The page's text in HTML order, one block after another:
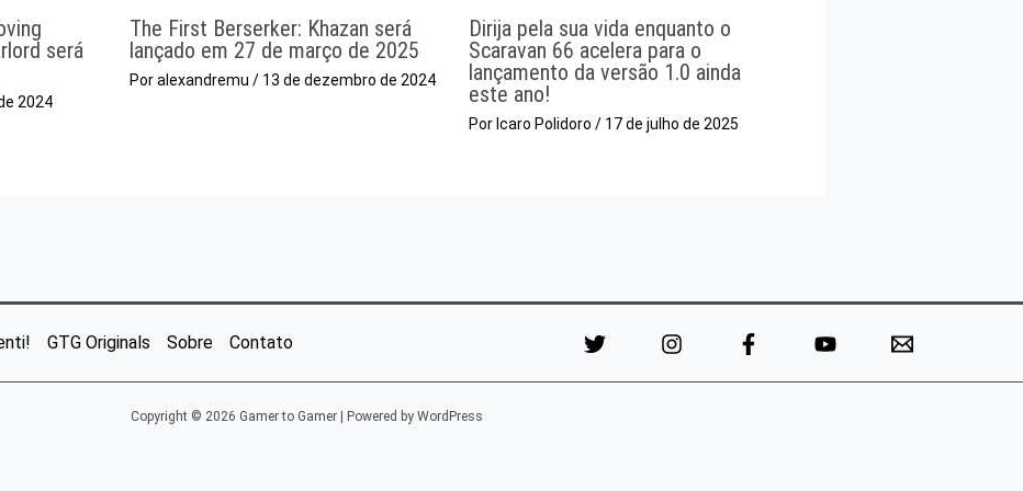
será
2024
The First Berserker: Khazan será
lançado em 27 de março de 2025
Poralexandremu / 13 de dezembro de 2024
Dirija pela sua vida enquanto o
Scaravan 66 acelera para o
lançamento da versão 1.0 ainda
este ano!
Por Icaro Polidoro/ 17 de julho de 2025
GTG Originals Sobre Contato
Copyright © 2026 Gamer to Gamer | Powered by WordPress